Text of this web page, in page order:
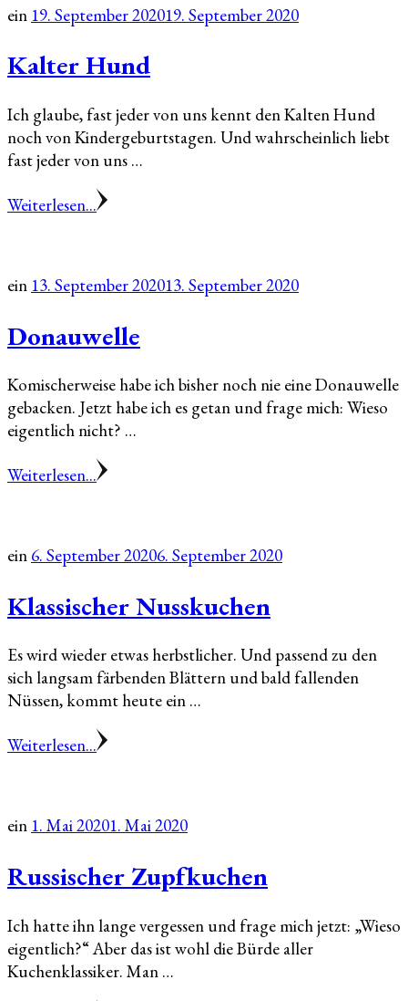
ein 19. September 202019. September 2020
Kalter Hund
Ich glaube, fast jeder von uns kennt den Kalten Hund
noch von Kindergeburtstagen. Und wahrscheinlich liebt
fast jeder von uns …
Weiterlesen...
ein 13. September 202013. September 2020
Donauwelle
Komischerweise habe ich bisher noch nie eine Donauwelle
gebacken. Jetzt habe ich es getan und frage mich: Wieso
eigentlich nicht? …
Weiterlesen...
ein 6. September 20206. September 2020
Klassischer Nusskuchen
Es wird wieder etwas herbstlicher. Und passend zu den
sich langsam färbenden Blättern und bald fallenden
Nüssen, kommt heute ein …
Weiterlesen...
ein 1. Mai 20201. Mai 2020
Russischer Zupfkuchen
Ich hatte ihn lange vergessen und frage mich jetzt: „Wieso
eigentlich?“ Aber das ist wohl die Bürde aller
Kuchenklassiker. Man …